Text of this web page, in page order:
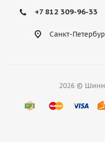
+7 812 309-96-33
Санкт-
2026 ©